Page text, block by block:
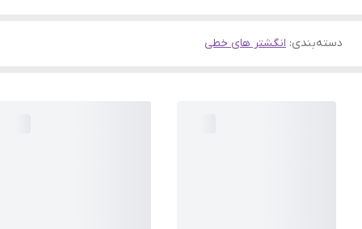
دسته‌بندی: انگشتر های خطی